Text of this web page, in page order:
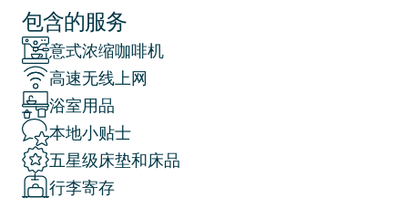
步之遥，拥有当地工匠，时髦餐厅，古色古香
的咖啡馆和酒吧。地铁带您前往城市各处，包
括前往圣家堂（La Sagrada Familia）（15分
钟），在那里您可以找到许多巴塞罗那最着名
的博物馆，大教堂和艺术画廊。这是一个可爱
的步行到海事博物馆，奎尔宫和魔术喷泉。
Rocafort地铁站距离酒店有4分钟步行路程，
巴士站就位于拐角处。
包含的服务
意式浓缩咖啡机
高速无线上网
浴室用品
本地小贴士
五星级床垫和床品
行李寄存